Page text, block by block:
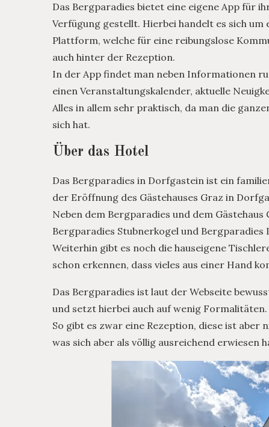
Das Bergparadies bietet eine eigene App für
Verfügung gestellt. Hierbei handelt es sich
Plattform, welche für eine reibungslose
auch hinter der Rezeption.
In der App findet man neben Informationen
einen Veranstaltungskalender, aktuelle
Alles in allem sehr praktisch, da man die
sich hat.
Über das Hotel
Das Bergparadies in Dorfgastein ist ein
der Eröffnung des Gästehauses Graz in
Neben dem Bergparadies und dem
Bergparadies Stubnerkogel und Bergparadies
Weiterhin gibt es noch die hauseigene
schon erkennen, dass vieles aus einer Hand
Das Bergparadies ist laut der Webseite
und setzt hierbei auch auf wenig Formalitäten.
So gibt es zwar eine Rezeption, diese ist
was sich aber als völlig ausreichend erwiesen